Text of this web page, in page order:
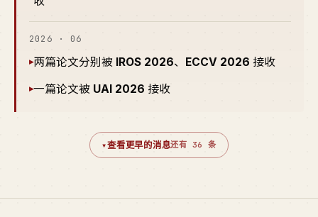
2026 · 06
▸两篇论文分别被 IROS 2026、 ECCV 2026 接收
▸一篇论文被 UAI 2026 接收
▾查看更早的消息还有 36 条